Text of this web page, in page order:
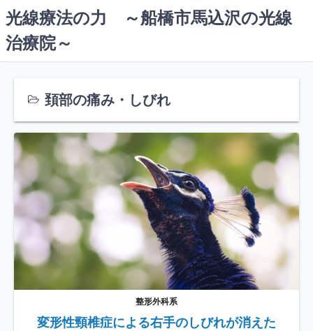
ン
テ
光線療法の力 ～船橋市馬込沢の光線
治療院～
頚部の痛み・しびれ
整形外科系
変形性頸椎症による右手のしびれが消えた